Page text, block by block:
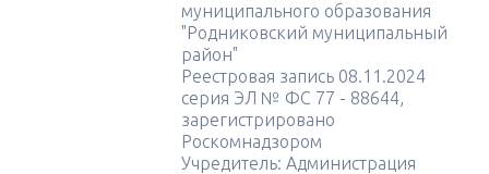
муниципального образования
"Родниковский муниципальный
район"
Реестровая запись 08.11.2024
серия ЭЛ № ФС 77 - 88644,
зарегистрировано
Роскомнадзором
Учредитель: Администрация